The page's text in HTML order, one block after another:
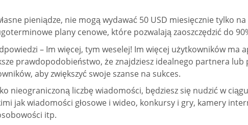
pieniądze, nie mogą wydawać 50 USD miesięcznie tylko
plany cenowe, które pozwalają zaoszczędzić do
– Im więcej, tym weselej! Im więcej użytkowników ma
prawdopodobieństwo, że znajdziesz idealnego partnera
aby zwiększyć swoje szanse na sukces.
nieograniczoną liczbę wiadomości, będziesz się nudzić w
jak wiadomości głosowe i wideo, konkursy i gry, kamery
itp.